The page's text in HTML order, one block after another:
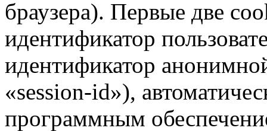
браузера). Первые две
идентификатор
идентификатор
«session-id»),
программным